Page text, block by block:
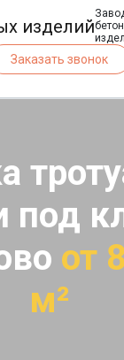
Заказать звонок
под
от
м²